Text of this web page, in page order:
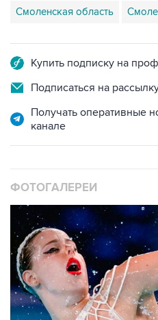
Смоленская область
Купить подписку на
Подписаться на
Получать оперативные
канале
ФОТОГАЛЕРЕИ